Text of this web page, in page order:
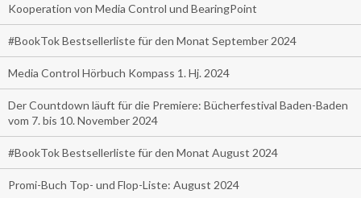
Kooperation von Media Control und BearingPoint
#BookTok Bestsellerliste für den Monat September 2024
Media Control Hörbuch Kompass 1. Hj. 2024
Der Countdown läuft für die Premiere: Bücherfestival Baden-Baden
vom 7. bis 10. November 2024
#BookTok Bestsellerliste für den Monat August 2024
Promi-Buch Top- und Flop-Liste: August 2024